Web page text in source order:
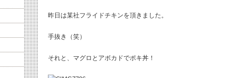
昨日は某社フライドチキンを頂きました。
手抜き（笑）
それと、マグロとアボカドでポキ丼！